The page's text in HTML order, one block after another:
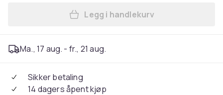
Legg Sabrina Carpenter -
Legg i handlekurv
Ma., 17 aug. - fr., 21 aug.
Sikker betaling
14 dagers åpent kjøp